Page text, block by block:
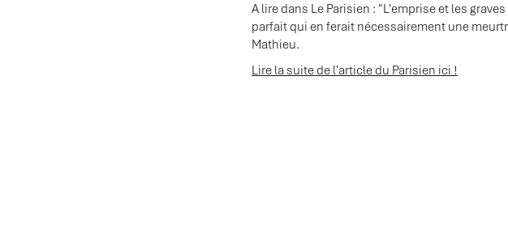
A lire dans Le Parisien : "L'emprise et les
parfait qui en ferait nécessairement une
Mathieu.
Lire la suite de l'article du Parisien ici !